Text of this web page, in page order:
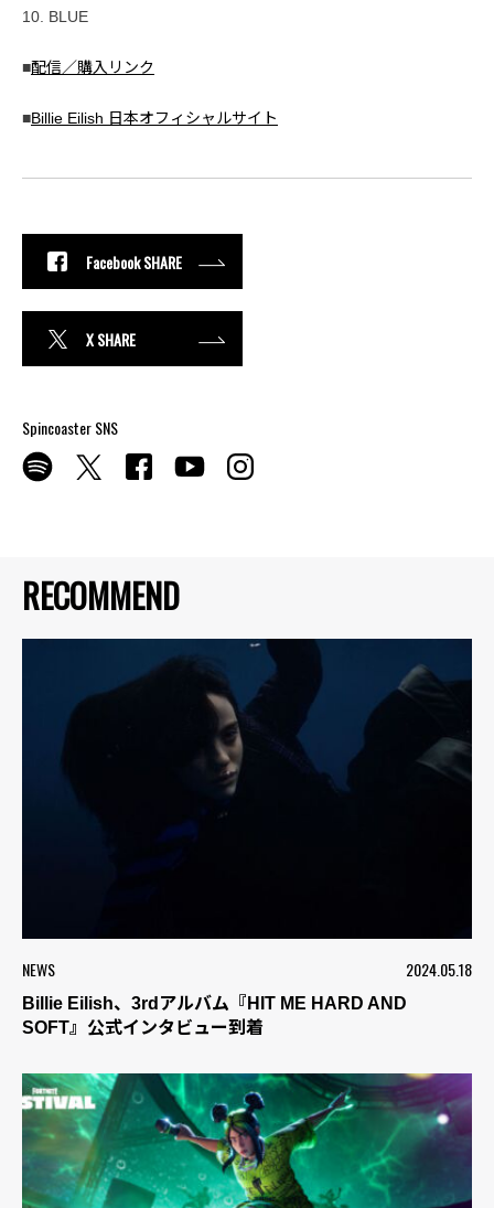
RECOMMEND
NEWS 2024.05.18
Billie Eilish、3rdアルバム『HIT ME HARD AND
SOFT』公式インタビュー到着
10. BLUE
■配信／購入リンク
■Billie Eilish 日本オフィシャルサイト
Facebook SHARE
X SHARE
Spincoaster SNS